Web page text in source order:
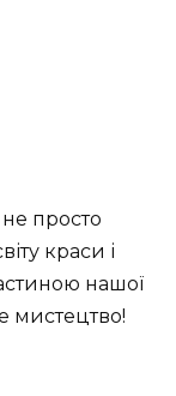
просто
краси і
нашої
мистецтво!